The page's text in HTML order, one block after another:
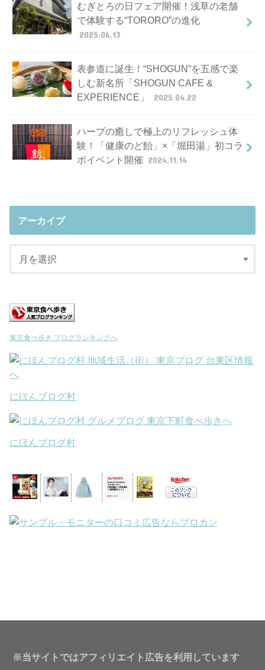
むぎとろの日フェア開催！浅草の老舗
で体験する“TORORO”の進化
2025.06.13
表参道に誕生！“SHOGUN”を五感で楽
しむ新名所「SHOGUN CAFE &
EXPERIENCE」
2025.04.22
ハーブの癒しで極上のリフレッシュ体
験！「健康のど飴」×「堀田湯」初コラ
ボイベント開催 2024.11.14
アーカイブ
東京食べ歩き ブログランキングへ
にほんブログ村
にほんブログ村
※当サイトではアフィリエイト広告を利用しています